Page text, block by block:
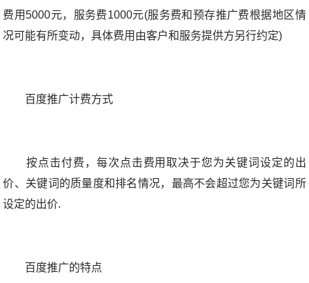
费用5000元，服务费1000元(服务费和预存推广费根据地区情
况可能有所变动，具体费用由客户和服务提供方另行约定)
百度推广计费方式
按点击付费，每次点击费用取决于您为关键词设定的出
价、关键词的质量度和排名情况，最高不会超过您为关键词所
设定的出价.
百度推广的特点